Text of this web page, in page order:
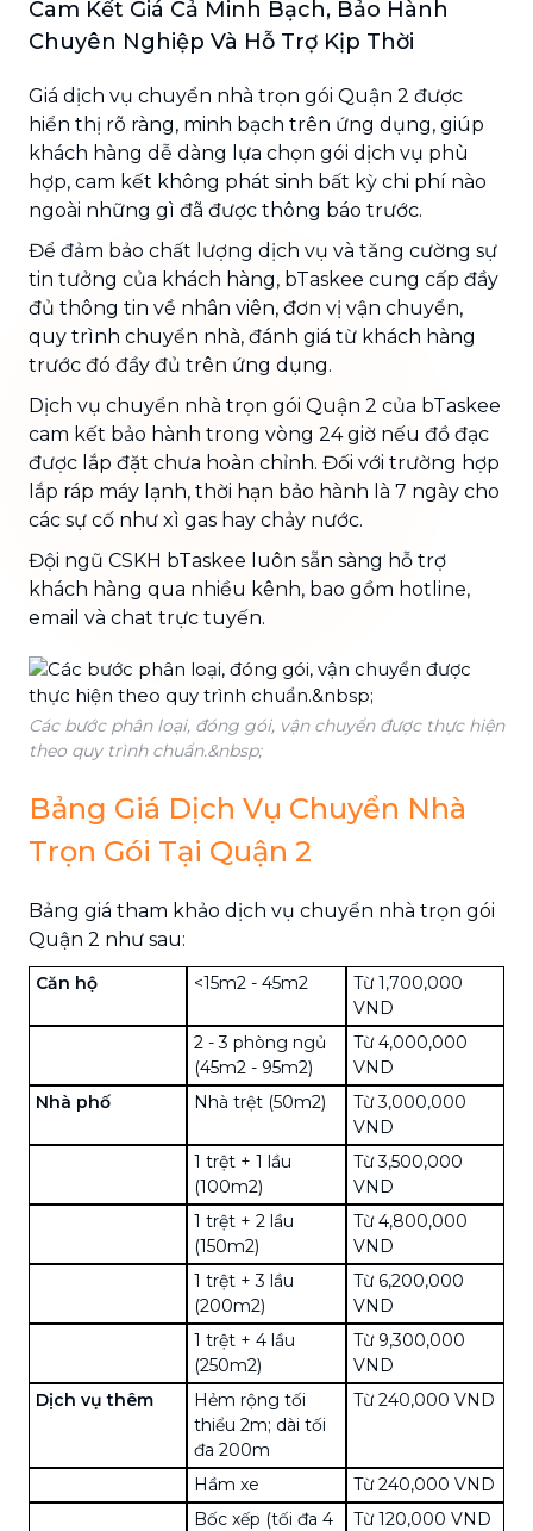
Cam Kết Giá Cả Minh Bạch, Bảo Hành
Chuyên Nghiệp Và Hỗ Trợ Kịp Thời
Giá dịch vụ chuyển nhà trọn gói Quận 2 được
hiển thị rõ ràng, minh bạch trên ứng dụng, giúp
khách hàng dễ dàng lựa chọn gói dịch vụ phù
hợp, cam kết không phát sinh bất kỳ chi phí nào
ngoài những gì đã được thông báo trước.
Để đảm bảo chất lượng dịch vụ và tăng cường sự
tin tưởng của khách hàng, bTaskee cung cấp đầy
đủ thông tin về nhân viên, đơn vị vận chuyển,
quy trình chuyển nhà, đánh giá từ khách hàng
trước đó đầy đủ trên ứng dụng.
Dịch vụ chuyển nhà trọn gói Quận 2 của bTaskee
cam kết bảo hành trong vòng 24 giờ nếu đồ đạc
được lắp đặt chưa hoàn chỉnh. Đối với trường hợp
lắp ráp máy lạnh, thời hạn bảo hành là 7 ngày cho
các sự cố như xì gas hay chảy nước.
Đội ngũ CSKH bTaskee luôn sẵn sàng hỗ trợ
khách hàng qua nhiều kênh, bao gồm hotline,
email và chat trực tuyến.
Các bước phân loại, đóng gói, vận chuyển được thực hiện
theo quy trình chuẩn.&nbsp;
Bảng Giá Dịch Vụ Chuyển Nhà
Trọn Gói Tại Quận 2
Bảng giá tham khảo dịch vụ chuyển nhà trọn gói
Quận 2 như sau:
Căn hộ <15m2 - 45m2
Từ 1,700,000
VND
2 - 3 phòng ngủ
(45m2 - 95m2)
Từ 4,000,000
VND
Nhà phố
Nhà trệt (50m2)
Từ 3,000,000
VND
1 trệt + 1 lầu
(100m2)
Từ 3,500,000
VND
1 trệt + 2 lầu
(150m2)
Từ 4,800,000
VND
1 trệt + 3 lầu
(200m2)
Từ 6,200,000
VND
1 trệt + 4 lầu
(250m2)
Từ 9,300,000
VND
Dịch vụ thêm
Hẻm rộng tối
thiểu 2m; dài tối
đa 200m
Từ 240,000 VND
Hầm xe
Từ 240,000 VND
Bốc xếp (tối đa 4
Từ 120,000 VND